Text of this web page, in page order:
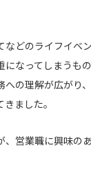
などのライフイベ
になってしまうも
への理解が広がり
ました。
、営業職に興味の